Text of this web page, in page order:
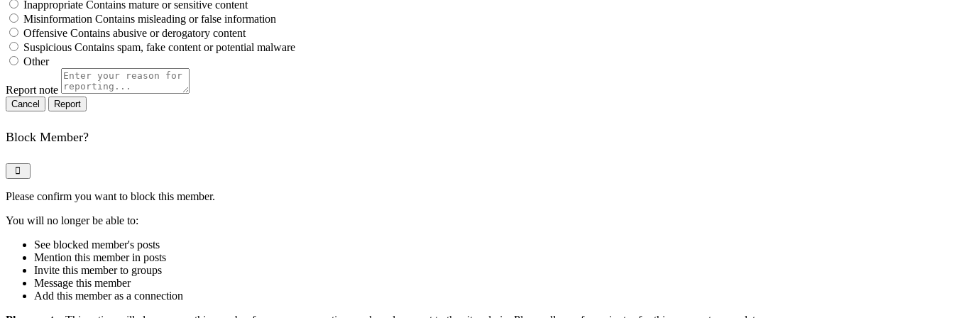
Inappropriate Contains mature or sensitive content
Misinformation Contains misleading or false information
Offensive Contains abusive or derogatory content
Suspicious Contains spam, fake content or potential malware
Other
Report note
Report
Block Member?
Please confirm you want to block this member.
You will no longer be able to:
See blocked member's posts
Mention this member in posts
Invite this member to groups
Message this member
Add this member as a connection